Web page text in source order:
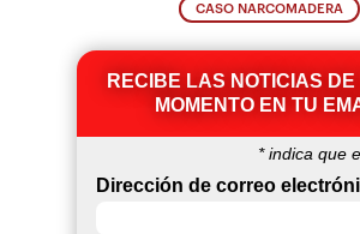
CASO NARCOMADERA
RECIBE LAS NOTICIAS DE
MOMENTO EN TU
*indica que
Dirección de correo